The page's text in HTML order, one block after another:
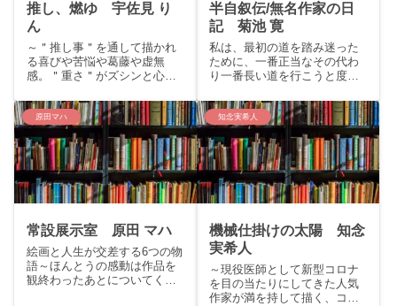
推し、燃ゆ 宇佐見 り
ん
～＂推し事＂を通して描かれ
る喜びや苦悩や葛藤や虚無
感。＂重さ＂がズシンと心に
りすです。今回は芥川賞受賞
作品宇佐見りんの『推し、燃
ゆ』をご紹介いたします。
story：推しが炎上した。まま
ならない人生を引きずり、祈
るよ...
半自叙伝/無名作家の日
記 菊池 寛
私は、最初の道を踏み迷った
ために、一番正当なその代わ
り一番長い道を行こうと度胸
ちは、くまりすです。今回は
芥川龍之介の親友で、文壇の
大御所とも呼ばれた菊池寛の
「半自叙伝/無名作家の日記」
をご紹介いたします。story...
原田マハ
常設展示室 原田 マハ
絵画と人生が交差する6つの物
語～ほんとうの感動は作品を
観終わったあとについてくる
知念実希人
機械仕掛けの太陽 知念
実希人
～現役医師として新型コロナ
を目の当たりにしてきた人気
作家が満を持して描く、コロ